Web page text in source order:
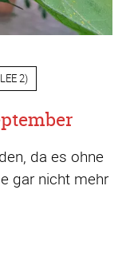
2)
da es ohne
gar nicht mehr